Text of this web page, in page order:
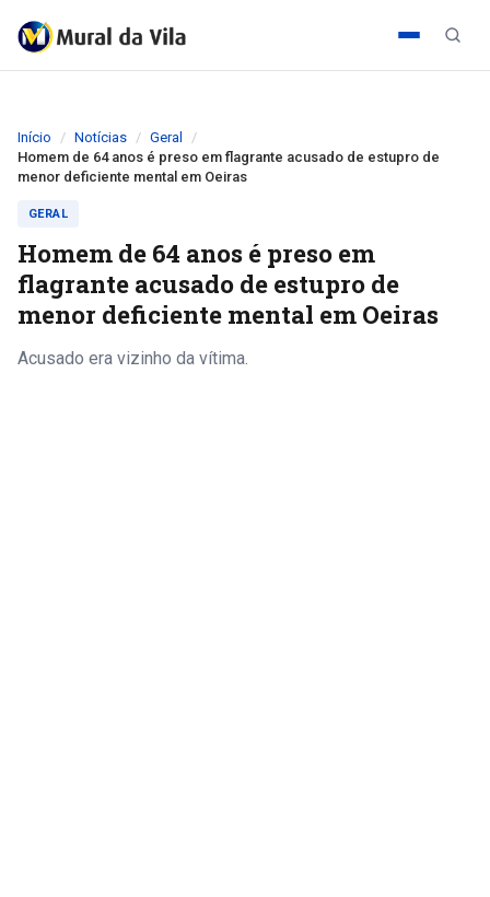
Início Notícias
Geral
Homem de 64 anos é preso em flagrante acusado de estupro de
menor deficiente mental em Oeiras
GERAL
Homem de 64 anos é preso em
flagrante acusado de estupro de
menor deficiente mental em Oeiras
Acusado era vizinho da vítima.